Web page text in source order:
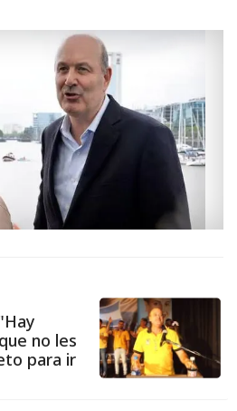
no les
para ir